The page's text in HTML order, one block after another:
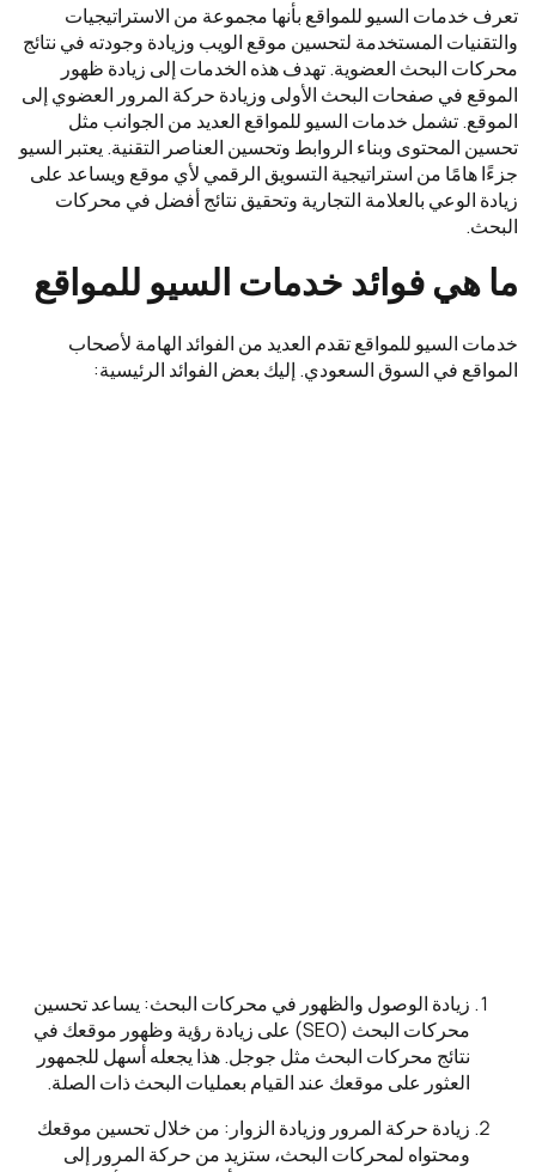
تعرف خدمات السيو للمواقع بأنها مجموعة من الاستراتيجيات
والتقنيات المستخدمة لتحسين موقع الويب وزيادة وجودته في نتائج
محركات البحث العضوية. تهدف هذه الخدمات إلى زيادة ظهور
الموقع في صفحات البحث الأولى وزيادة حركة المرور العضوي إلى
الموقع. تشمل خدمات السيو للمواقع العديد من الجوانب مثل
تحسين المحتوى وبناء الروابط وتحسين العناصر التقنية. يعتبر السيو
جزءًا هامًا من استراتيجية التسويق الرقمي لأي موقع ويساعد على
زيادة الوعي بالعلامة التجارية وتحقيق نتائج أفضل في محركات
البحث.
ما هي فوائد خدمات السيو للمواقع
خدمات السيو للمواقع تقدم العديد من الفوائد الهامة لأصحاب
المواقع في السوق السعودي. إليك بعض الفوائد الرئيسية:
زيادة الوصول والظهور في محركات البحث: يساعد تحسين
محركات البحث (SEO) على زيادة رؤية وظهور موقعك في
نتائج محركات البحث مثل جوجل. هذا يجعله أسهل للجمهور
العثور على موقعك عند القيام بعمليات البحث ذات الصلة.
زيادة حركة المرور وزيادة الزوار: من خلال تحسين موقعك
ومحتواه لمحركات البحث، ستزيد من حركة المرور إلى